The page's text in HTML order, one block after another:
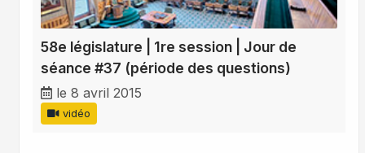
58e législature | 1re session | Jour de
séance #37 (période des questions)
le 8 avril 2015
vidéo